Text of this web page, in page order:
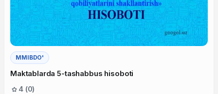
MMIBDO'
Maktablarda 5-tashabbus hisoboti
4 (0)